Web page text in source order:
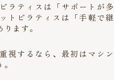
ラティスは「サポートが多
トピラティスは「手軽で継
ます。
視するなら、最初はマシン